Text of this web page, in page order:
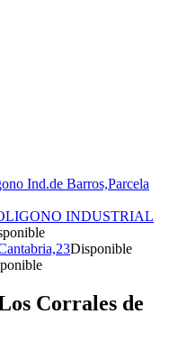
Ind.de Barros,Parcela
INDUSTRIAL
Disponible
Corrales de